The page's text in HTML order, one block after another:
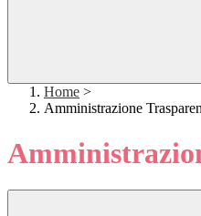
Home >
Amministrazione